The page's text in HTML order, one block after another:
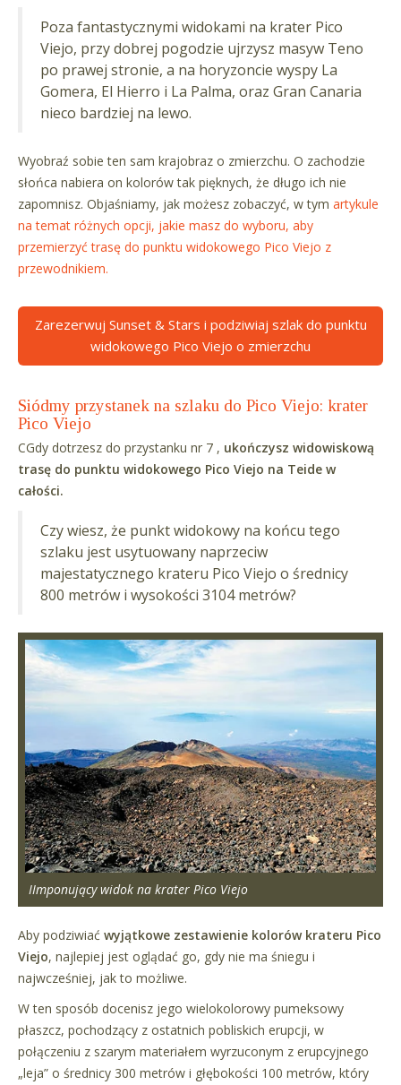
Poza fantastycznymi widokami na krater Pico
Viejo, przy dobrej pogodzie ujrzysz masyw Teno
po prawej stronie, a na horyzoncie wyspy La
Gomera, El Hierro i La Palma, oraz Gran Canaria
nieco bardziej na lewo.
Wyobraź sobie ten sam krajobraz o zmierzchu. O zachodzie
słońca nabiera on kolorów tak pięknych, że długo ich nie
zapomnisz. Objaśniamy, jak możesz zobaczyć, w tym artykule
na temat różnych opcji, jakie masz do wyboru, aby
przemierzyć trasę do punktu widokowego Pico Viejo z
przewodnikiem.
Zarezerwuj Sunset & Stars i podziwiaj szlak do punktu
widokowego Pico Viejo o zmierzchu
Siódmy przystanek na szlaku do Pico Viejo: krater
Pico Viejo
CGdy dotrzesz do przystanku nr 7 , ukończysz widowiskową
trasę do punktu widokowego Pico Viejo na Teide w
całości.
Czy wiesz, że punkt widokowy na końcu tego
szlaku jest usytuowany naprzeciw
majestatycznego krateru Pico Viejo o średnicy
800 metrów i wysokości 3104 metrów?
IImponujący widok na krater Pico Viejo
Aby podziwiać wyjątkowe zestawienie kolorów krateru Pico
Viejo, najlepiej jest oglądać go, gdy nie ma śniegu i
najwcześniej, jak to możliwe.
W ten sposób docenisz jego wielokolorowy pumeksowy
płaszcz, pochodzący z ostatnich pobliskich erupcji, w
połączeniu z szarym materiałem wyrzuconym z erupcyjnego
„leja” o średnicy 300 metrów i głębokości 100 metrów, który